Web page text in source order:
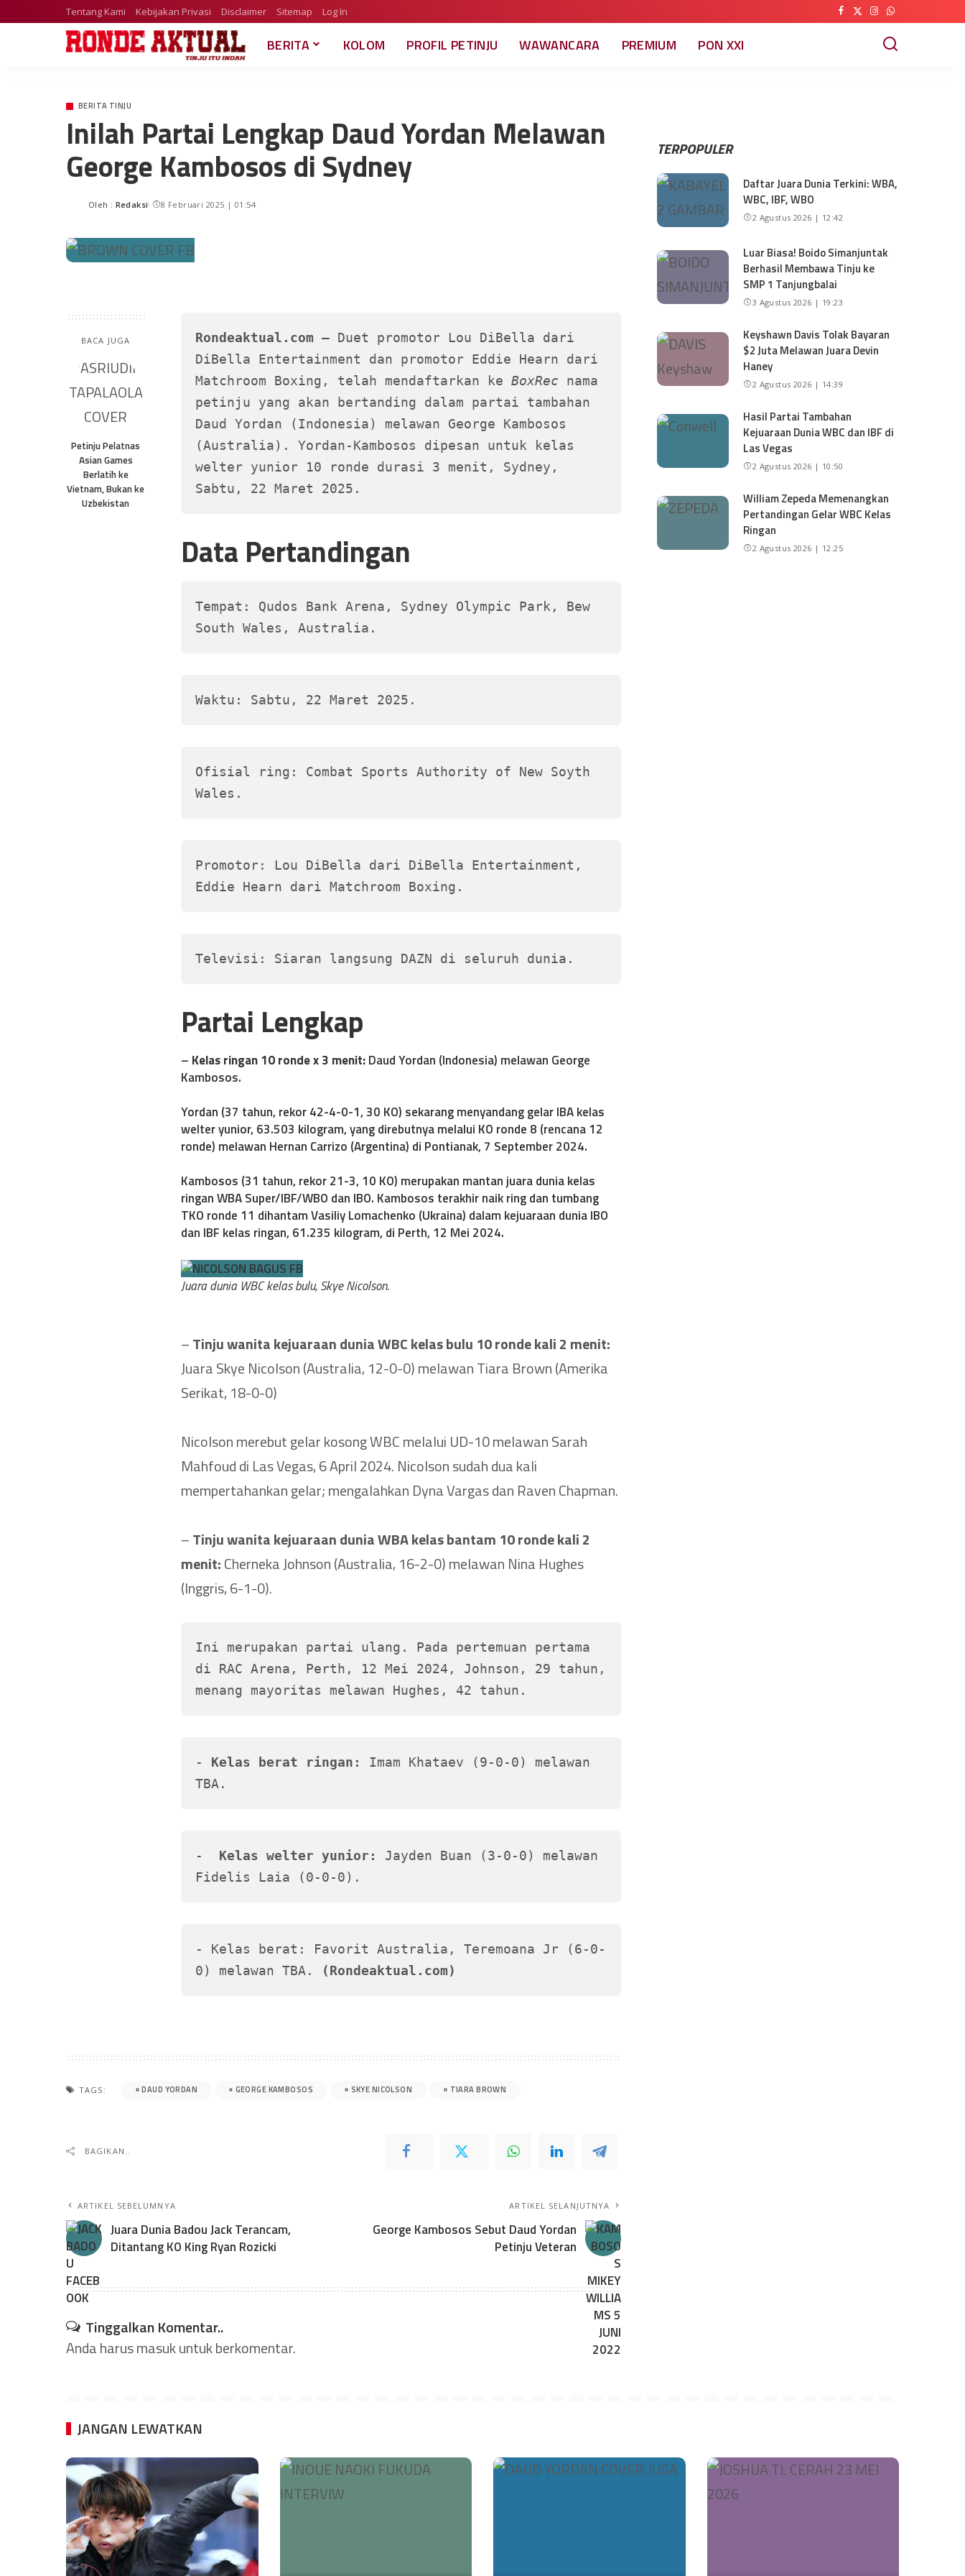
Tentang Kami Kebijakan Privasi Disclaimer Sitemap Log In
BERITA KOLOM PROFIL PETINJU WAWANCARA PREMIUM PON XXI
BERITA TINJU
Inilah Partai Lengkap Daud Yordan Melawan
George Kambosos di Sydney
Oleh : Redaksi 8 Februari 2025 | 01:54
BACA JUGA
Petinju Pelatnas
Asian Games
Berlatih ke
Vietnam, Bukan ke
Uzbekistan
Rondeaktual.com – Duet promotor Lou DiBella dari
DiBella Entertainment dan promotor Eddie Hearn dari
Matchroom Boxing, telah mendaftarkan ke BoxRec nama
petinju yang akan bertanding dalam partai tambahan
Daud Yordan (Indonesia) melawan George Kambosos
(Australia). Yordan-Kambosos dipesan untuk kelas
welter yunior 10 ronde durasi 3 menit, Sydney,
Sabtu, 22 Maret 2025.
Data Pertandingan
Tempat: Qudos Bank Arena, Sydney Olympic Park, Bew
South Wales, Australia.
Waktu: Sabtu, 22 Maret 2025.
Ofisial ring: Combat Sports Authority of New Soyth
Wales.
Promotor: Lou DiBella dari DiBella Entertainment,
Eddie Hearn dari Matchroom Boxing.
Televisi: Siaran langsung DAZN di seluruh dunia.
Partai Lengkap
– Kelas ringan 10 ronde x 3 menit:Daud Yordan (Indonesia) melawan George
Kambosos.
Yordan (37 tahun, rekor 42-4-0-1, 30 KO) sekarang menyandang gelar IBA kelas
welter yunior, 63.503 kilogram, yang direbutnya melalui KO ronde 8 (rencana 12
ronde) melawan Hernan Carrizo (Argentina) di Pontianak, 7 September 2024.
Kambosos (31 tahun, rekor 21-3, 10 KO) merupakan mantan juara dunia kelas
ringan WBA Super/IBF/WBO dan IBO. Kambosos terakhir naik ring dan tumbang
TKO ronde 11 dihantam Vasiliy Lomachenko (Ukraina) dalam kejuaraan dunia IBO
dan IBF kelas ringan, 61.235 kilogram, di Perth, 12 Mei 2024.
Juara dunia WBC kelas bulu, Skye Nicolson.
–Tinju wanita kejuaraan dunia WBC kelas bulu 10 ronde kali 2 menit:
Juara Skye Nicolson (Australia, 12-0-0) melawan Tiara Brown (Amerika
Serikat, 18-0-0)
Nicolson merebut gelar kosong WBC melalui UD-10 melawan Sarah
Mahfoud di Las Vegas, 6 April 2024. Nicolson sudah dua kali
mempertahankan gelar; mengalahkan Dyna Vargas dan Raven Chapman.
–Tinju wanita kejuaraan dunia WBA kelas bantam 10 ronde kali 2
menit:Cherneka Johnson (Australia, 16-2-0) melawan Nina Hughes
(Inggris, 6-1-0).
Ini merupakan partai ulang. Pada pertemuan pertama
di RAC Arena, Perth, 12 Mei 2024, Johnson, 29 tahun,
menang mayoritas melawan Hughes, 42 tahun.
- Kelas berat ringan:
Imam Khataev (9-0-0) melawan
TBA.
- Kelas welter yunior:
Jayden Buan (3-0-0) melawan
Fidelis Laia (0-0-0).
- Kelas berat: Favorit Australia, Teremoana Jr (6-0-
0) melawan TBA.
(Rondeaktual.com)
TAGS: DAUD YORDAN GEORGE KAMBOSOS SKYE NICOLSON TIARA BROWN
BAGIKAN..
ARTIKEL SEBELUMNYA
Juara Dunia Badou Jack Terancam,
Ditantang KO King Ryan Rozicki
ARTIKEL SELANJUTNYA
George Kambosos Sebut Daud Yordan
Petinju Veteran
Tinggalkan Komentar..
Anda harusmasukuntuk berkomentar.
TERPOPULER
Daftar Juara Dunia Terkini: WBA,
WBC, IBF, WBO
2 Agustus 2026 | 12:42
Luar Biasa! Boido Simanjuntak
Berhasil Membawa Tinju ke
SMP 1 Tanjungbalai
3 Agustus 2026 | 19:23
Keyshawn Davis Tolak Bayaran
$2 Juta Melawan Juara Devin
Haney
2 Agustus 2026 | 14:39
Hasil Partai Tambahan
Kejuaraan Dunia WBC dan IBF di
Las Vegas
2 Agustus 2026 | 10:50
William Zepeda Memenangkan
Pertandingan Gelar WBC Kelas
Ringan
2 Agustus 2026 | 12:25
JANGAN LEWATKAN